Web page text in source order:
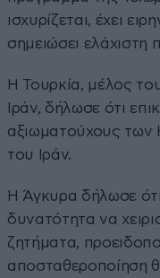
ισχυρίζεται, έχει
σημειώσει ελάχιστη
Η Τουρκία, μέλος
Ιράν, δήλωσε ότι
αξιωματούχους των
του Ιράν.
Η Άγκυρα δήλωσε
δυνατότητα να
ζητήματα,
αποσταθεροποίηση